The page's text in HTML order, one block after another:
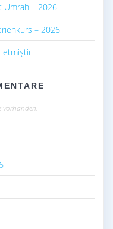
Umrah – 2026
– 2026
etmiştir
vorhanden.